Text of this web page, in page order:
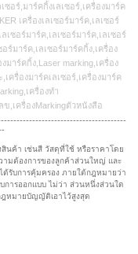
ซอร์,มาร์คกิ้งเลเซอร์,เครื่องมาร์ค
เครื่องเลเซอร์มาร์ค,เลเซอร์
เซอร์มาร์ค,เลเซอร์มาร์ค,เลเซอร์
อร์มาร์ค,เลเซอร์มาร์คกิ้ง,เครื่อง
มาร์คกิ้ง,Laser marking,เครื่อง
ครื่องมาร์คเลเซอร์,เครื่องมาร์ค
เครื่องทำ
ข,เครื่องMarkingตัวหนังสือ
สินค้า เช่นสี วัสดุที่ใช้ หรือราคาโดย
ามต้องการของลูกค้าส่วนใหญ่ และ
บการคุ้มครอง ภายใต้กฎหมายว่า
ารออกแบบ ไม่ว่า ส่วนหนึ่งส่วนใด
ฎหมายบัญญัติเอาไว้สูงสุด